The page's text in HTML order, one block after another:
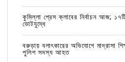
কুমিল্লা প্রেস ক্লাবের নির্বাচন আজ;
ভোটযুদ্ধে
বরুড়ায় বলাৎকারের অভিযোগে মাদ্রাসা
পুলিশ সদস্য আহত